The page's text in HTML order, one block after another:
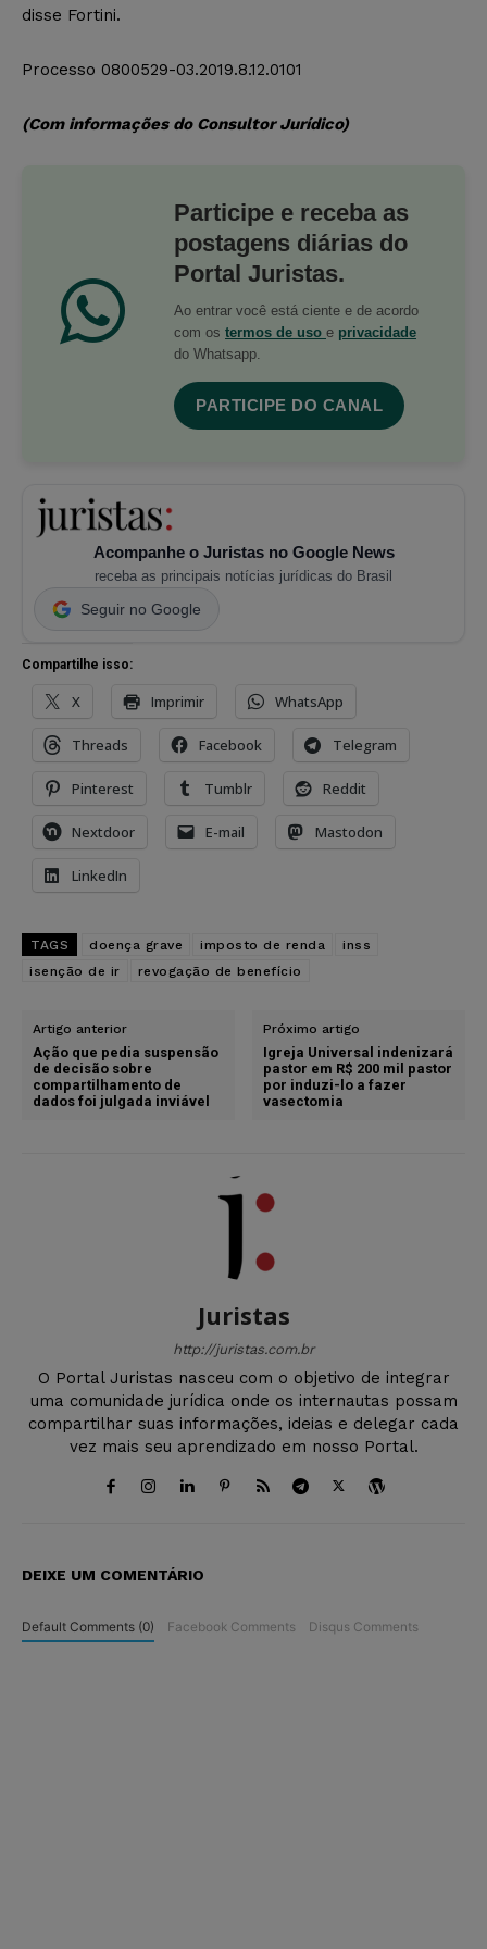
disse Fortini.
Processo 0800529-03.2019.8.12.0101
(Com informações do Consultor Jurídico)
Participe e receba as
postagens diárias do
Portal Juristas.
Ao entrar você está ciente e de acordo
com os termos de uso e privacidade
do Whatsapp.
PARTICIPE DO CANAL
Acompanhe o Juristas no Google News
receba as principais notícias jurídicas do Brasil
Seguir no Google
Compartilhe isso:
X Imprimir WhatsApp
Threads Facebook Telegram
Pinterest Tumblr Reddit
Nextdoor E-mail Mastodon
LinkedIn
TAGS doença grave imposto de renda
inss
isenção de ir
revogação de benefício
Artigo anterior
Ação que pedia suspensão
de decisão sobre
compartilhamento de
dados foi julgada inviável
Próximo artigo
Igreja Universal indenizará
pastor em R$ 200 mil pastor
por induzi-lo a fazer
vasectomia
Juristas
http://juristas.com.br
O Portal Juristas nasceu com o objetivo de integrar
uma comunidade jurídica onde os internautas possam
compartilhar suas informações, ideias e delegar cada
vez mais seu aprendizado em nosso Portal.
DEIXE UM COMENTÁRIO
Default Comments (0) Facebook Comments Disqus Comments